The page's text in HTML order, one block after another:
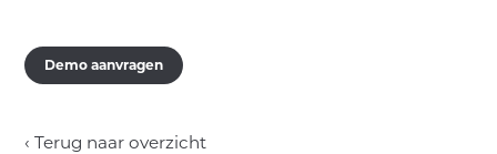
Demo aanvragen
‹ Terug naar overzicht